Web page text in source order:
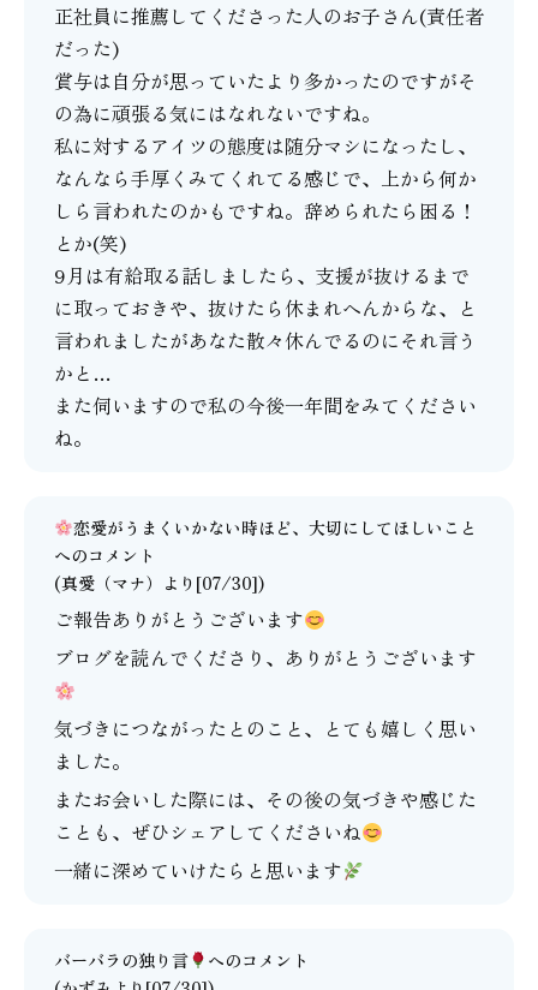
正社員に推薦してくださった人のお子さん(責任者
だった)
賞与は自分が思っていたより多かったのですがそ
の為に頑張る気にはなれないですね。
私に対するアイツの態度は随分マシになったし、
なんなら手厚くみてくれてる感じで、上から何か
しら言われたのかもですね。辞められたら困る！
とか(笑)
9月は有給取る話しましたら、支援が抜けるまで
に取っておきや、抜けたら休まれへんからな、と
言われましたがあなた散々休んでるのにそれ言う
かと…
また伺いますので私の今後一年間をみてください
ね。
恋愛がうまくいかない時ほど、大切にしてほしいこと
へのコメント
(真愛（マナ） より[07/30])
ご報告ありがとうございます
ブログを読んでくださり、ありがとうございます
気づきにつながったとのこと、とても嬉しく思い
ました。
またお会いした際には、その後の気づきや感じた
ことも、ぜひシェアしてくださいね
一緒に深めていけたらと思います
バーバラの独り言
へのコメント